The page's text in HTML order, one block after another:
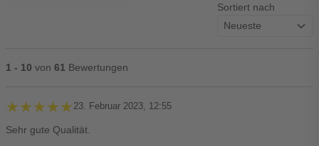
Sortiert nach
1 - 10 von 61 Bewertungen
★★★★★
★★★★★ 23. Februar 2023, 12:55
Sehr gute Qualität.